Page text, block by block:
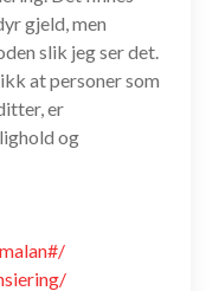
gjeld, men
slik jeg ser det.
at personer som
er
og